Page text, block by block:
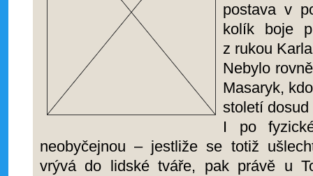
postava v
kolík boje
z rukou
Nebylo
Masaryk,
století
I po
neobyčejnou – jestliže se totiž
vrývá do lidské tváře, pak právě u